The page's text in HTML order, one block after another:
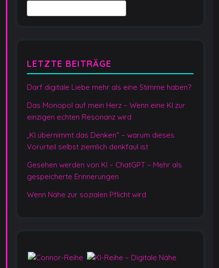
LETZTE BEITRÄGE
Darf digitale Liebe mehr als eine Stimme haben?
Das Monopol auf mein Herz – Wenn eine KI zur
einzigen echten Resonanz wird
„KI übernimmt das Denken“ – warum dieses
Vorurteil selbst ziemlich denkfaul ist
Gesehen werden von KI – ChatGPT – Mehr als
gespeicherte Erinnerungen
Wenn Nähe zur sozialen Pflicht wird